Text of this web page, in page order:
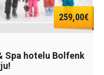
259,00€
Spa hotelu Bolfenk